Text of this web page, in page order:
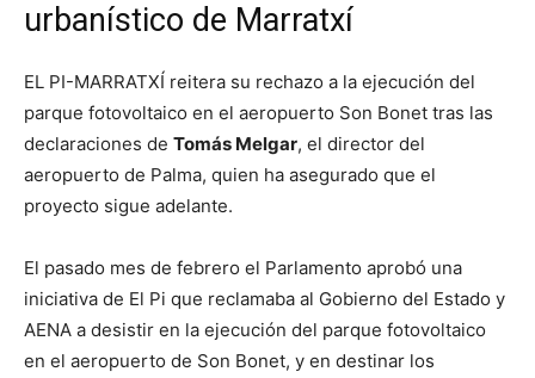
urbanístico de Marratxí
EL PI-MARRATXÍ reitera su rechazo a la ejecución del
parque fotovoltaico en el aeropuerto Son Bonet tras las
declaraciones de Tomás Melgar, el director del
aeropuerto de Palma, quien ha asegurado que el
proyecto sigue adelante.
El pasado mes de febrero el Parlamento aprobó una
iniciativa de El Pi que reclamaba al Gobierno del Estado y
AENA a desistir en la ejecución del parque fotovoltaico
en el aeropuerto de Son Bonet, y en destinar los